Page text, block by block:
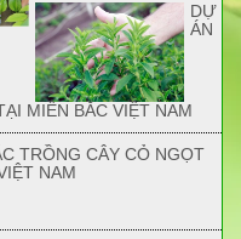
DỰ
ÁN
MIỀN BẮC VIỆT NAM
TRỒNG CÂY CỎ NGỌT
NAM